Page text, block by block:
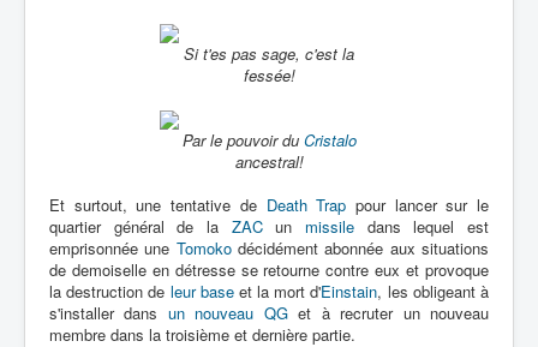
Si t'es pas sage, c'est la
fessée!
Par le pouvoir du Cristalo
ancestral!
Et surtout, une tentative de Death Trap pour lancer sur le
quartier général de la ZACun missile dans lequel est
emprisonnée une Tomokodécidément abonnée aux situations
de demoiselle en détresse se retourne contre eux et provoque
la destruction de leur baseet la mort d'Einstain, les obligeant à
s'installer dans un nouveau QGet à recruter un nouveau
membre dans la troisième et dernière partie.